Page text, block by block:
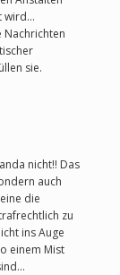
wird…
Nachrichten
sie.
nicht!! Das
auch
die
zu
ins Auge
einem Mist